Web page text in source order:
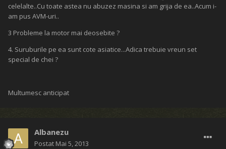
celelalte..Cu toate astea nu abuzez masina si am grija de ea..Acum i-
am pus AVM-uri..
3 Probleme la motor mai deosebite ?
4. Suruburile pe ea sunt cote asiatice...Adica trebuie vreun set
special de chei ?
Multumesc anticipat
Albanezu
Postat Mai 5, 2013